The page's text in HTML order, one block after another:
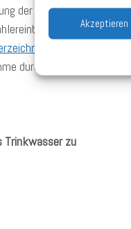
Akzeptieren
der
durch. Der
Trinkwasser zu